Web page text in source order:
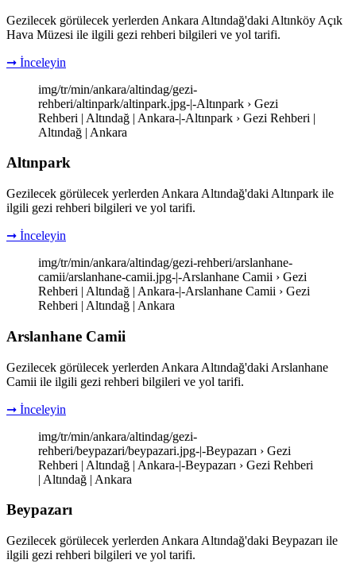
Gezilecek görülecek yerlerden Ankara Altındağ'daki Altınköy Açık
Hava Müzesi ile ilgili gezi rehberi bilgileri ve yol tarifi.
➞ İnceleyin
img/tr/min/ankara/altindag/gezi-
rehberi/altinpark/altinpark.jpg-|-Altınpark › Gezi
Rehberi | Altındağ | Ankara-|-Altınpark › Gezi Rehberi |
Altındağ | Ankara
Altınpark
Gezilecek görülecek yerlerden Ankara Altındağ'daki Altınpark ile
ilgili gezi rehberi bilgileri ve yol tarifi.
➞ İnceleyin
img/tr/min/ankara/altindag/gezi-rehberi/arslanhane-
camii/arslanhane-camii.jpg-|-Arslanhane Camii › Gezi
Rehberi | Altındağ | Ankara-|-Arslanhane Camii › Gezi
Rehberi | Altındağ | Ankara
Arslanhane Camii
Gezilecek görülecek yerlerden Ankara Altındağ'daki Arslanhane
Camii ile ilgili gezi rehberi bilgileri ve yol tarifi.
➞ İnceleyin
img/tr/min/ankara/altindag/gezi-
rehberi/beypazari/beypazari.jpg-|-Beypazarı › Gezi
Rehberi | Altındağ | Ankara-|-Beypazarı › Gezi Rehberi
| Altındağ | Ankara
Beypazarı
Gezilecek görülecek yerlerden Ankara Altındağ'daki Beypazarı ile
ilgili gezi rehberi bilgileri ve yol tarifi.